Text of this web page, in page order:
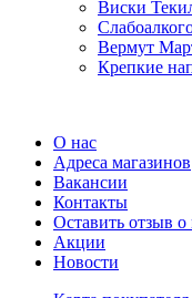
Виски
Вермут
Крепкие
О нас
Адреса магазинов
Вакансии
Контакты
Оставить отзыв о
Акции
Новости